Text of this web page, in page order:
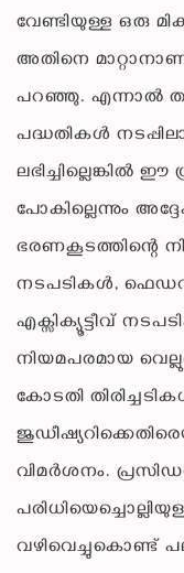
വേണ്ടിയുള്ള ഒരു
അതിനെ
പറഞ്ഞു. എന്നാൽ
പദ്ധതികൾ
ലഭിച്ചില്ലെങ്കിൽ
പോകില്ലെന്നും
ഭരണകൂടത്തിന്റെ
നടപടികൾ,
എക്സിക്യൂട്ടീവ്
നിയമപരമായ
കോടതി
വിമർശനം.
വഴിവെച്ചുകൊണ്ട്